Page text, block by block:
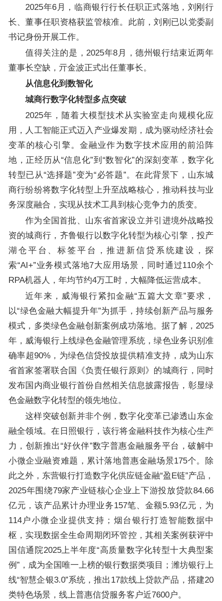
2025年6月，临商银行行长任职正式落地，刘刚行
长、董事任职资格获监管核准。此前，刘刚已以党委副
书记身份开展工作。
值得关注的是，2025年8月，德州银行结束近两年
董事长空缺，亓金波正式出任董事长。
从信息化到数智化
城商行数字化转型多点突破
2025年，随着大模型技术从实验室走向规模化应
用，人工智能正式迈入产业爆发期，成为驱动经济社会
变革的核心引擎。金融业作为数字技术应用的前沿阵
地，正经历从“信息化”到“数智化”的深刻变革，数字化
转型已从“选择题”变为“必答题”。在此背景下，山东城
商行纷纷将数字化转型上升至战略核心，推动科技与业
务深度融合，实现从技术工具到核心竞争力的质变。
作为全国首批、山东省首家设立并引进境外战略投
资的城商行，齐鲁银行以数字化转型为核心引擎，投产
湖仓平台、标签平台，推进新信贷系统建设，探
索“AI+”业务模式落地7大应用场景，同时通过110余个
RPA机器人，年均节约4万工时，大幅降低运营成本。
近年来，威海银行紧扣金融“五篇大文章”要求，
以“绿色金融大幅提升年”为抓手，持续创新产品与服务
模式，多类绿色金融创新案例成功落地。据了解，2025
年，威海银行上线绿色金融管理系统，绿色业务识别准
确率超90%，为绿色信贷投放提供精准支持，成为山东
省首家签署联合国《负责任银行原则》的城商行，同时
发布国内商业银行首份自然相关信息披露报告，彰显绿
色金融数字化转型的领先地位。
这样突破创新并非个例，数字化变革已渗透山东金
融全领域。在日照银行，该行将金融科技作为核心生产
力，创新推出“好伙伴”数字普惠金融服务平台，破解中
小微企业融资难题，累计落地普惠金融场景175个。除
此之外，东营银行打造数字化供应链金融“盈E链”产品，
2025年围绕79家产业链核心企业上下游投放贷款84.66
亿元，该产品累计办理业务157笔、金额5.93亿元，为
114户小微企业提供支持；烟台银行打造智能数据中
枢，实现数据全生命周期闭环管控，其相关案例获评中
国信通院2025上半年度“高质量数字化转型十大典型案
例”，成为全国唯一上榜的银行数据类项目；潍坊银行上
线“智慧企银3.0”系统，推出17款线上贷款产品，搭建20
类特色场景，线上普惠信贷服务客户近7600户。